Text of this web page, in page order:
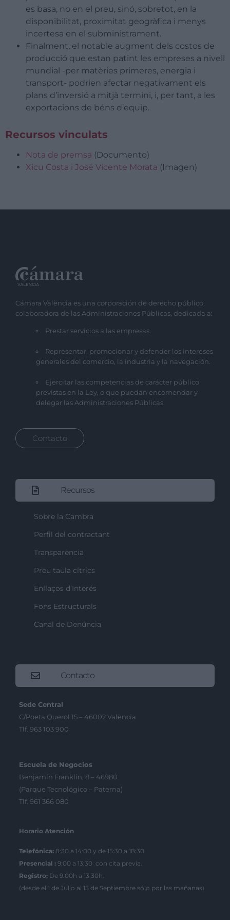
es basa, no en el preu, sinó, sobretot, en la
disponibilitat, proximitat geogràfica i menys
incertesa en el subministrament.
Finalment, el notable augment dels costos de
producció que estan patint les empreses a nivell
mundial -per matèries primeres, energia i
transport- podrien afectar negativament els
plans d’inversió a mitjà termini, i, per tant, a les
exportacions de béns d’equip.
Recursos vinculats
Nota de premsa (Documento)
Xicu Costa i José Vicente Morata (Imagen)
Cámara València es una corporación de derecho público,
colaboradora de las Administraciones Públicas, dedicada a:
Prestar servicios a las empresas.
Representar, promocionar y defender los intereses
generales del comercio, la industria y la navegación.
Ejercitar las competencias de carácter público
previstas en la Ley, o que puedan encomendar y
delegar las Administraciones Públicas.
Contacto
Recursos
Sobre la Cambra
Perfil del contractant
Transparència
Preu taula cítrics
Enllaços d’Interés
Fons Estructurals
Canal de Denúncia
Contacto
Sede Central
C/Poeta Querol 15 – 46002 València
Tlf. 963 103 900
Escuela de Negocios
Benjamín Franklin, 8 – 46980
(Parque Tecnológico – Paterna)
Tlf. 961 366 080
Horario Atención
Telefónica: 8:30 a 14:00 y de 15:30 a 18:30
Presencial : 9:00 a 13:30 con cita previa.
Registro; De 9:00h a 13:30h.
(desde el 1 de Julio al 15 de Septiembre sólo por las mañanas)